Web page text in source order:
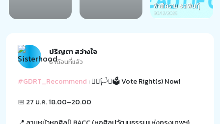
ฟ้าสีคราม ชลพินทุ์
30/12/2025
ปริญตา สว่างใจ
6 เดือนที่แล้ว
#GDRT_Recommend : 🏳️‍🌈🏳️‍⚧️🗳️ Vote Right(s) Now!
📅 27 ม.ค. 18.00–20.00